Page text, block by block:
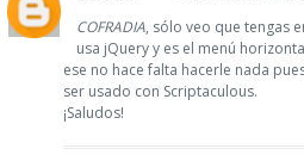
COFRADIA, sólo veo que tengas
usa jQuery y es el menú
ese no hace falta hacerle nada
ser usado con Scriptaculous.
¡Saludos!